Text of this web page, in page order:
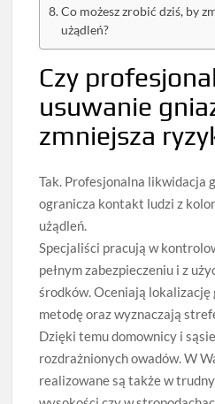
Co możesz zrobić dziś, by
użądleń?
Czy
usuwanie
zmniejsza
Tak. Profesjonalna likwidacja
ogranicza kontakt ludzi z
użądleń.
Specjaliści pracują w
pełnym zabezpieczeniu i z
środków. Oceniają lokalizację
metodę oraz wyznaczają
Dzięki temu domownicy i
rozdrażnionych owadów. W
realizowane są także w